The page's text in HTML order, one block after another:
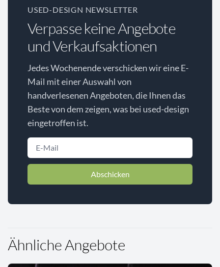
USED-DESIGN NEWSLETTER
Verpasse keine Angebote
und Verkaufsaktionen
Jedes Wochenende verschicken wir eine E-
Mail mit einer Auswahl von
handverlesenen Angeboten, die Ihnen das
Beste von dem zeigen, was bei used-design
eingetroffen ist.
Abschicken
Ähnliche Angebote